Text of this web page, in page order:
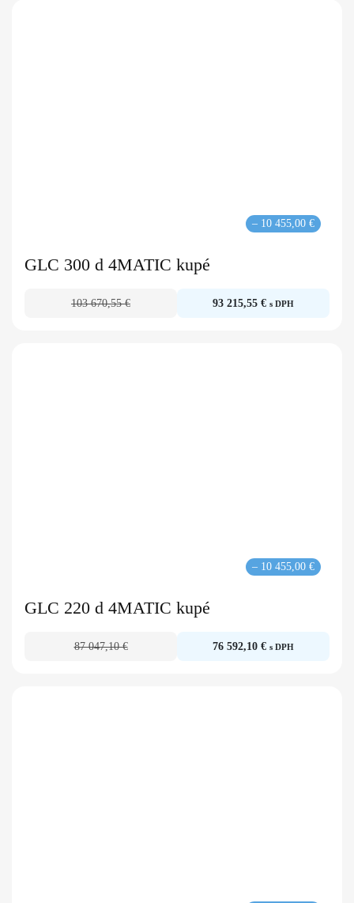
– 10 455,00 €
GLC 300 d 4MATIC kupé
103 670,55 € 93 215,55 € s DPH
– 10 455,00 €
GLC 220 d 4MATIC kupé
87 047,10 € 76 592,10 € s DPH